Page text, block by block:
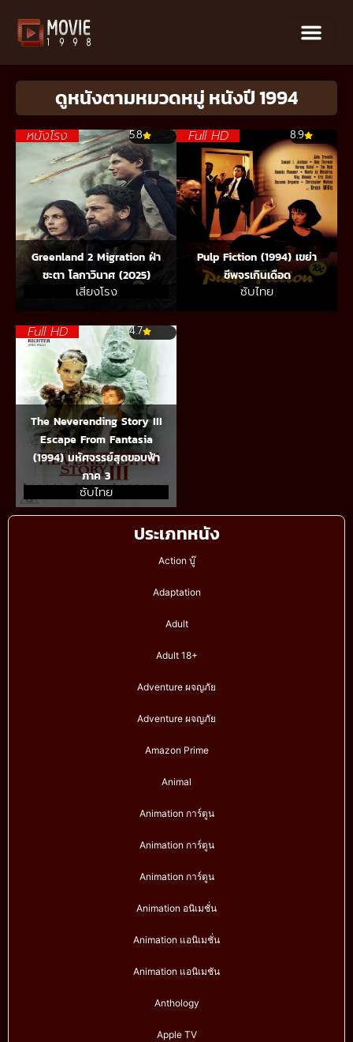
ประเภทหนัง
Action บู๊
Adaptation
Adult
Adult 18+
Adventure ผจญภัย
Adventure ผจญภัย
Amazon Prime
Animal
Animation การ์ตูน
Animation การ์ตูน
Animation การ์ตูน
Animation อนิเมชั่น
Animation แอนิเมชั่น
Animation แอนิเมชัน
Anthology
Apple TV
ดูหนังตามหมวดหมู่ หนังปี 1994
หนังโรง 5.8
Greenland 2 Migration ฝ่า
ชะตา โลกาวินาศ (2025)
เสียงโรง
Full HD 8.9
Pulp Fiction (1994) เขย่า
ชีพจรเกินเดือด
ซับไทย
Full HD 4.7
The Neverending Story III
Escape From Fantasia
(1994) มหัศจรรย์สุดขอบฟ้า
ภาค 3
ซับไทย